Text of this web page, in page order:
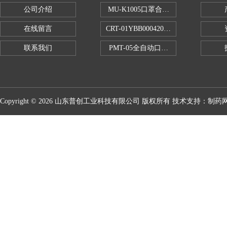
公司介绍
在线留言
联系我们
MU-K1005口罩合成血液穿透试验仪
CRT-01YBB00042005数显式安瓿瓶圆
PMT-05全自动口红折断力测试仪
Copyright © 2026 山东普创工业科技有限公司 版权所有 技术支持： 制药